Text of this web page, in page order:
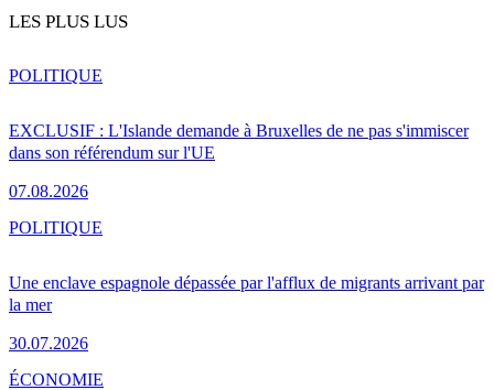
LES PLUS LUS
EXCLUSIF : L'Islande demande à Bruxelles de ne pas s'immiscer
dans son référendum sur l'UE
07.08.2026
POLITIQUE
Une enclave espagnole dépassée par l'afflux de migrants arrivant par
la mer
30.07.2026
POLITIQUE
ÉCONOMIE